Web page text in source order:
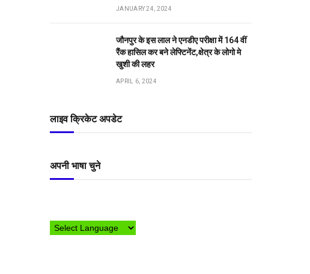
JANUARY 24, 2024
जौनपुर के इस लाल ने एनडीए परीक्षा में 164 वीं
रैंक हासिल कर बने लेफ्टिनेंट,क्षेत्र के लोगो मे
खुशी की लहर
APRIL 6, 2024
लाइव क्रिकेट अपडेट
अपनी भाषा चुने